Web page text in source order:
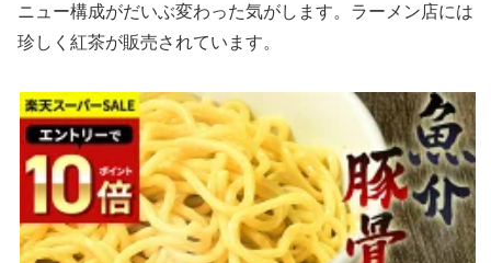
ニュー構成がだいぶ変わった気がします。ラーメン店には
珍しく紅茶が販売されています。